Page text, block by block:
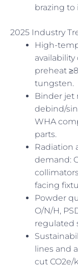
brazing to
2025 Industry
High-
preheat
tungsten.
Binder jet
debind/
WHA
parts.
Radiation
demand:
facing
Powder
O/N/H,
regulated
lines and
cut CO2e/